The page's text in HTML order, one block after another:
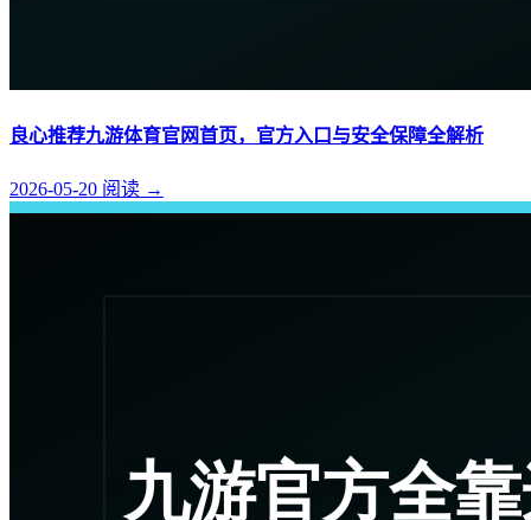
良心推荐九游体育官网首页，官方入口与安全保障全解析
2026-05-20 阅读 →